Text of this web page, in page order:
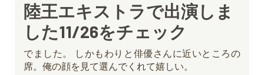
陸王エキストラで出演しま
した11/26をチェック
でました。 しかもわりと俳優さんに近いところの
席。俺の顔を見て選んでくれて嬉しい。